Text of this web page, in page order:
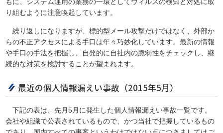
り組むように注意喚起しています。
繰り返しになりますが、標的型メール攻撃だけではなく、外部か
らの不正アクセスによる手口は年々巧妙化しています。最新の情報
や手口の手法を把握し、自発的に自社内の脆弱性をチェックし、継
続的な対策を検討することが望まれます。
最近の個人情報漏えい事故（2015年5月）
下記の表は、先月5月に発生した個人情報漏えい事故一覧です。
会社や組織で公表されているもので、かつ当社で把握しているもの